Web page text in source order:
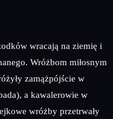
wracają na ziemię i
Wróżbom miłosnym
zamążpójście w
a kawalerowie w
wróżby przetrwały